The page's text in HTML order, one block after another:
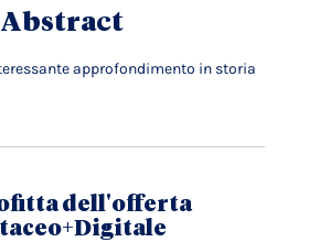
Abstract
approfondimento in storia
dell'offerta